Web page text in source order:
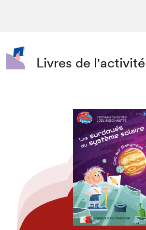
Livres de l'activité